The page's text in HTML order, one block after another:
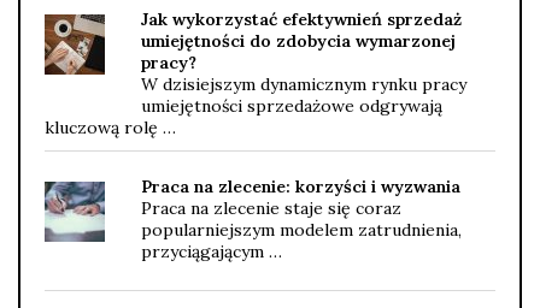
Jak wykorzystać efektywnień sprzedaż
umiejętności do zdobycia wymarzonej
pracy?
W dzisiejszym dynamicznym rynku pracy
umiejętności sprzedażowe odgrywają
kluczową rolę …
Praca na zlecenie: korzyści i wyzwania
Praca na zlecenie staje się coraz
popularniejszym modelem zatrudnienia,
przyciągającym …